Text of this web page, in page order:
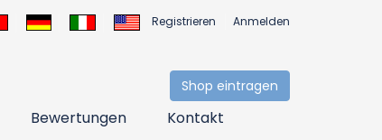
Registrieren Anmelden
Shop eintragen
Bewertungen Kontakt